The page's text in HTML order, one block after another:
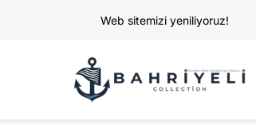
Web sitemizi yeniliyoruz!